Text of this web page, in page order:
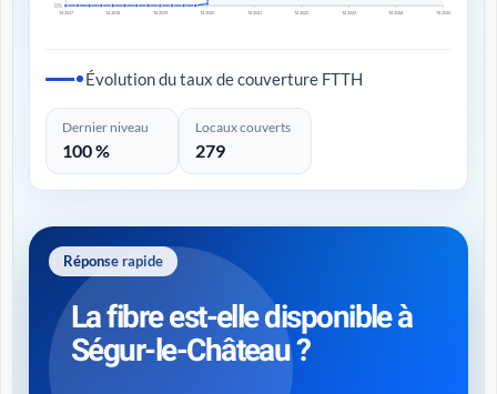
0%
T4 2017 T4 2018 T4 2019 T4 2020 T4 2021 T4 2022 T4 2023 T4 2024 T4 2025
Évolution du taux de couverture FTTH
Dernier niveau
100 %
Locaux couverts
279
Réponse rapide
La fibre est-elle disponible à
Ségur-le-Château ?